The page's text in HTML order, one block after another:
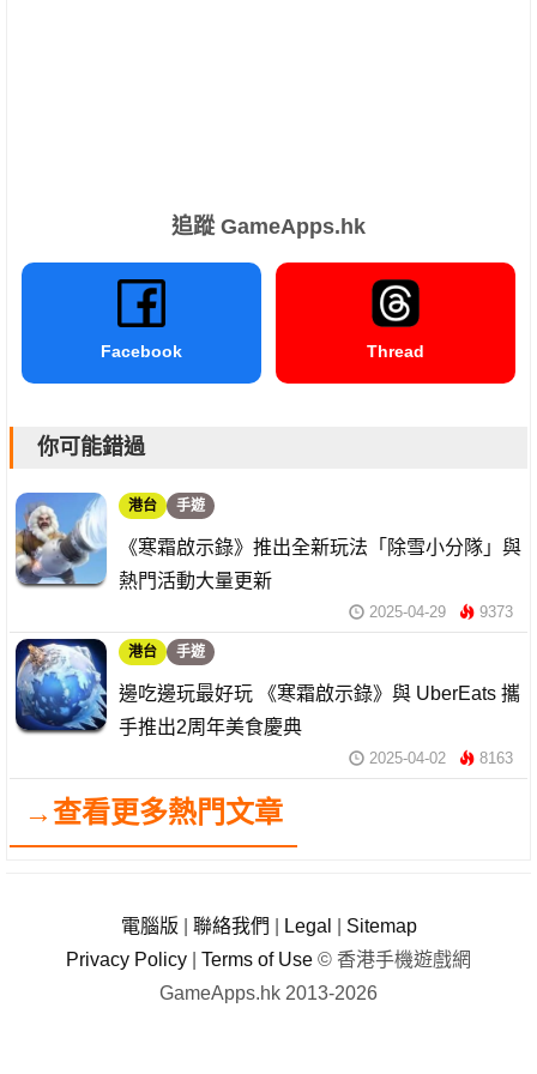
追蹤 GameApps.hk
Facebook Thread
你可能錯過
港台 手遊
《寒霜啟示錄》推出全新玩法「除雪小分隊」與
熱門活動大量更新
2025-04-29 9373
港台 手遊
邊吃邊玩最好玩 《寒霜啟示錄》與 UberEats 攜
手推出2周年美食慶典
2025-04-02 8163
→查看更多熱門文章
電腦版 聯絡我們 Legal
Sitemap
Privacy Policy
Terms of Use © 香港手機遊戲網
GameApps.hk 2013-2026